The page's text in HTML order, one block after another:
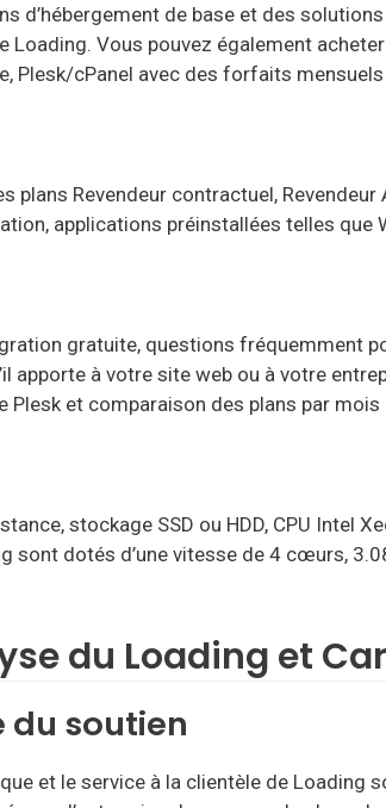
d’hébergement de base et des
Loading. Vous pouvez également
Plesk/cPanel avec des forfaits mensuels
plans Revendeur contractuel, Revendeur
applications préinstallées telles que
gratuite, questions fréquemment
apporte à votre site web ou à votre
Plesk et comparaison des plans par mois
stockage SSD ou HDD, CPU Intel
sont dotés d’une vitesse de 4 cœurs,
du Loading et
du soutien
et le service à la clientèle de Loading